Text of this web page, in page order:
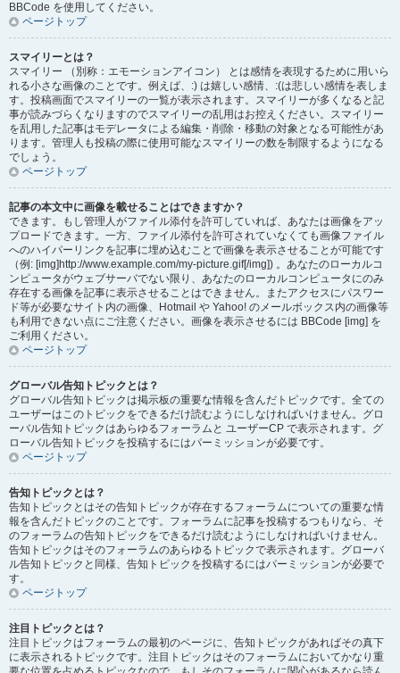
BBCode を使用してください。
ページトップ
スマイリーとは？
スマイリー （別称：エモーションアイコン） とは感情を表現するために用いら
れる小さな画像のことです。例えば、:) は嬉しい感情、:(は悲しい感情を表しま
す。投稿画面でスマイリーの一覧が表示されます。スマイリーが多くなると記
事が読みづらくなりますのでスマイリーの乱用はお控えください。スマイリー
を乱用した記事はモデレータによる編集・削除・移動の対象となる可能性があ
ります。管理人も投稿の際に使用可能なスマイリーの数を制限するようになる
でしょう。
ページトップ
記事の本文中に画像を載せることはできますか？
できます。もし管理人がファイル添付を許可していれば、あなたは画像をアッ
プロードできます。一方、ファイル添付を許可されていなくても画像ファイル
へのハイパーリンクを記事に埋め込むことで画像を表示させることが可能です
（例: [img]http://www.example.com/my-picture.gif[/img]) 。あなたのローカルコ
ンピュータがウェブサーバでない限り、あなたのローカルコンピュータにのみ
存在する画像を記事に表示させることはできません。またアクセスにパスワー
ド等が必要なサイト内の画像、Hotmail や Yahoo! のメールボックス内の画像等
も利用できない点にご注意ください。画像を表示させるには BBCode [img] を
ご利用ください。
ページトップ
グローバル告知トピックとは？
グローバル告知トピックは掲示板の重要な情報を含んだトピックです。全ての
ユーザーはこのトピックをできるだけ読むようにしなければいけません。グロ
ーバル告知トピックはあらゆるフォーラムと ユーザーCP で表示されます。グ
ローバル告知トピックを投稿するにはパーミッションが必要です。
ページトップ
告知トピックとは？
告知トピックとはその告知トピックが存在するフォーラムについての重要な情
報を含んだトピックのことです。フォーラムに記事を投稿するつもりなら、そ
のフォーラムの告知トピックをできるだけ読むようにしなければいけません。
告知トピックはそのフォーラムのあらゆるトピックで表示されます。グローバ
ル告知トピックと同様、告知トピックを投稿するにはパーミッションが必要で
す。
ページトップ
注目トピックとは？
注目トピックはフォーラムの最初のページに、告知トピックがあればその真下
に表示されるトピックです。注目トピックはそのフォーラムにおいてかなり重